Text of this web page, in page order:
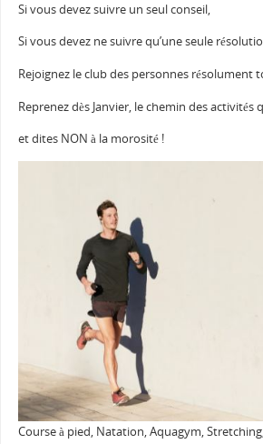
Si vous devez suivre un seul conseil,
Si vous devez ne suivre qu’une seule
Rejoignez le club des personnes résolument
Reprenez dès Janvier, le chemin des
et dites NON à la morosité !
Course à pied, Natation, Aquagym,